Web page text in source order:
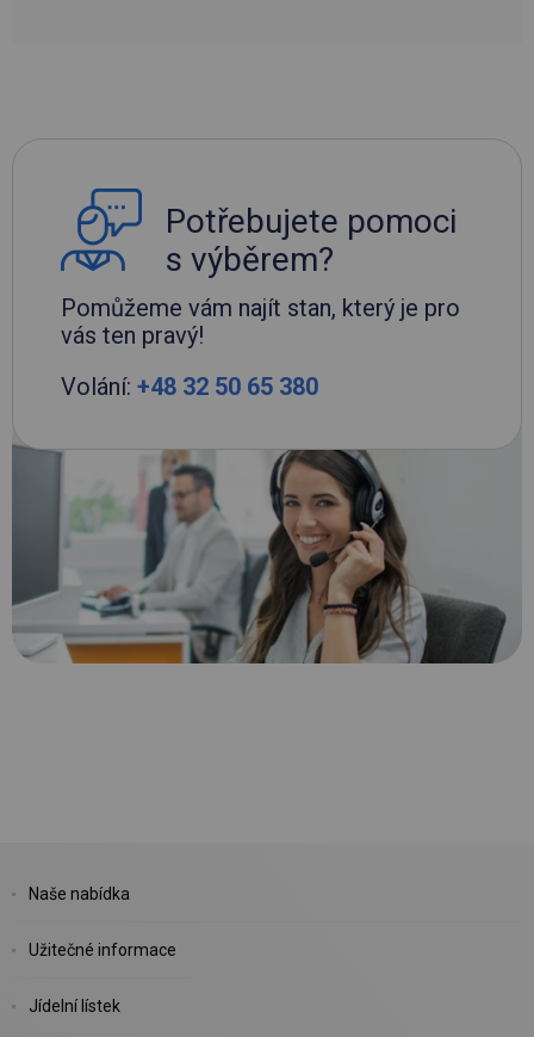
Potřebujete pomoci
s výběrem?
Pomůžeme vám najít stan, který je pro
vás ten pravý!
Volání: +48 32 50 65 380
Naše nabídka
Užitečné informace
Jídelní lístek